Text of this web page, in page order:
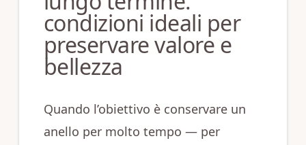
condizioni ideali per
preservare valore e
bellezza
Quando l’obiettivo è conservare un
anello per molto tempo — per